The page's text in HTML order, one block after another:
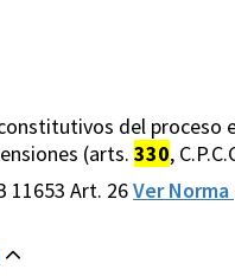
del
(arts. 330,
11653 Art. 26Ver Norma